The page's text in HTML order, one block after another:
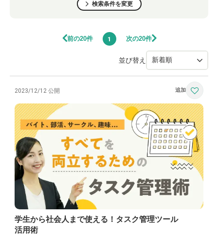
検索条件を変更
前の20件 1 次の20件
並び替え
2023/12/12 公開
学生から社会人まで使える！タスク管理ツール
活用術